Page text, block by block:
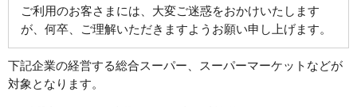
ご利用のお客さまには、大変ご迷惑をおかけいたします
が、何卒、ご理解いただきますようお願い申し上げます。
下記企業の経営する総合スーパー、スーパーマーケットなどが
対象となります。